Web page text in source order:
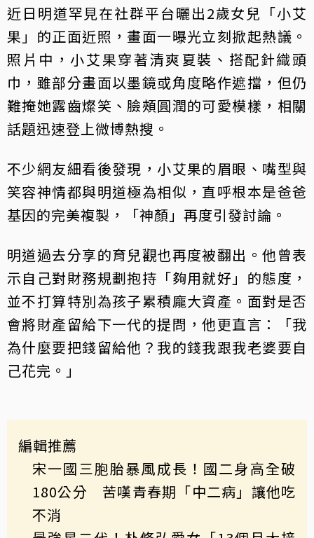
近日明道罕見在社群平台曬出2歲女兒「小艾
果」的正面近照，畫面一曝光立刻掀起熱議。
照片中，小艾果穿著清爽夏裝、搭配針織頭
巾，雖部分畫面以墨鏡或角度略作遮擋，但仍
難掩她露齒燦笑、臉頰圓潤的可愛模樣，相關
話題迅速登上微博熱搜。
不少網友細看後發現，小艾果的眉眼、嘴型與
笑容神情都與明道極為相似，直呼根本是爸爸
基因的完美複製，「神顏」再度引發討論。
明道過去分享的育兒觀也再度被翻出。他曾表
示自己對財務規劃抱持「夠用就好」的態度，
並不打算特別為孩子累積龐大資產。面對是否
會將財產留給下一代的提問，他更直言：「我
為什麼要把錢留給他？我的錢我跟我老婆要自
己花完。」
編輯推薦
宋一國三胞胎暴風成長！國二身高全破
180公分 苦嘆青春期「中二病」讓他吃
不消